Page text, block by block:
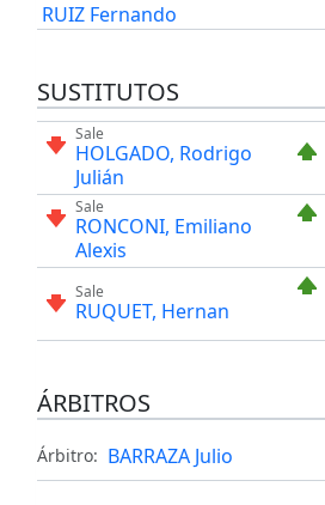
RUIZ Fernando
SUSTITUTOS
Sale
HOLGADO, Rodrigo
Julián
Sale
RONCONI, Emiliano
Alexis
Sale
RUQUET, Hernan
ÁRBITROS
Árbitro: BARRAZA Julio